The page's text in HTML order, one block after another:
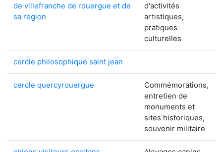
de villefranche de rouergue et de
sa region
d'activités
artistiques,
pratiques
culturelles
cercle philosophique saint jean
cercle quercyrouergue
Commémorations,
entretien de
monuments et
sites historiques,
souvenir militaire